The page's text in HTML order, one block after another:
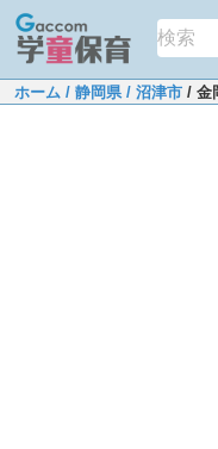
ホーム / 静岡県/ 沼津市 / 金